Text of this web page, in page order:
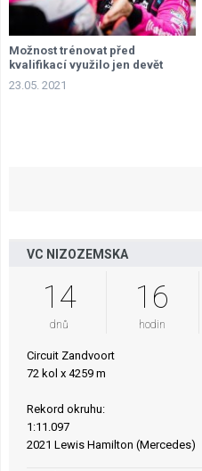
Možnost trénovat před
kvalifikací využilo jen devět
jezdců
23.05. 2021
VC NIZOZEMSKA
14
dnů
16
hodin
Circuit Zandvoort
72 kol x 4259 m
Rekord okruhu:
1:11.097
2021 Lewis Hamilton (Mercedes)